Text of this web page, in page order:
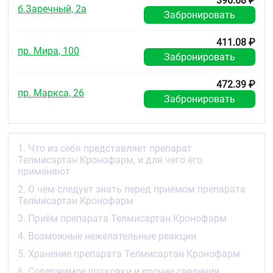
болезнь сердца, инсульт или заболевание
периферических артерий в анамнезе) или
Способ действия препарата Телмисартан
Ангиотензин II — это вещество, вырабатываемое в
организме человека, которое вызывает сужение
кровеносные сосуды и снижает артериальное
давление.
При отсутствии лечения высокое артериальное
давление может привести к повреждению
кровеносных сосудов в различных органах, что в
некоторых случаях может стать причиной
сердечного приступа, сердечной или почечной
недостаточности, инсульта или слепоты. До
появления повреждений высокое артериальное
давление обычно протекает бессимптомно.
б.Заречный, 2а
Забронировать
пр. Мира, 100
411.08 ₽
Забронировать
пр. Маркса, 26
472.39 ₽
Забронировать
1. Что из себя представляет препарат
Телмисартан Кронофарм, и для чего его
применяют
2. О чём следует знать перед приёмом препарата
Телмисартан Кронофарм
3. Приём препарата Телмисартан Кронофарм
4. Возможные нежелательные реакции
5. Хранение препарата Телмисартан Кронофарм